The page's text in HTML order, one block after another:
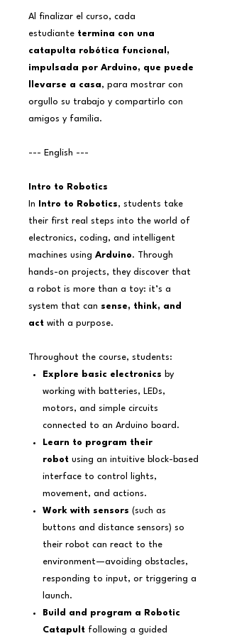
Al finalizar el curso, cada
estudiante termina con una
catapulta robótica funcional,
impulsada por Arduino, que puede
llevarse a casa, para mostrar con
orgullo su trabajo y compartirlo con
amigos y familia.
--- English ---
Intro to Robotics
In
Intro to Robotics, students take
their first real steps into the world of
electronics, coding, and intelligent
machines using Arduino. Through
hands-on projects, they discover that
a robot is more than a toy: it’s a
system that can sense, think, and
act with a purpose.
Throughout the course, students:
Explore basic electronics by
working with batteries, LEDs,
motors, and simple circuits
connected to an Arduino board.
Learn to program their
robot using an intuitive block-based
interface to control lights,
movement, and actions.
Work with sensors (such as
buttons and distance sensors) so
their robot can react to the
environment—avoiding obstacles,
responding to input, or triggering a
launch.
Build and program a Robotic
Catapult following a guided